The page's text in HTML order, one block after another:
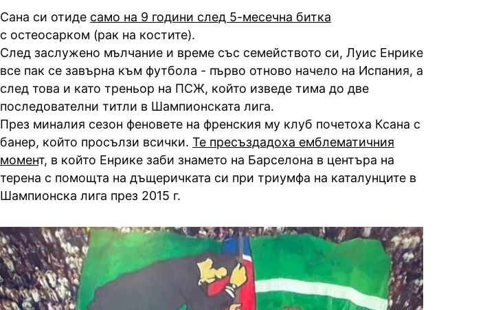
Сана си отиде само на 9 години след 5-месечна битка
с остеосарком (рак на костите).
След заслужено мълчание и време със семейството си, Луис Енрике
все пак се завърна към футбола - първо отново начело на Испания, а
след това и като треньор на ПСЖ, който изведе тима до две
последователни титли в Шампионската лига.
През миналия сезон феновете на френския му клуб почетоха Ксана с
банер, който просълзи всички. Те пресъздадоха емблематичния
момент, в който Енрике заби знамето на Барселона в центъра на
терена с помощта на дъщеричката си при триумфа на каталунците в
Шампионска лига през 2015 г.